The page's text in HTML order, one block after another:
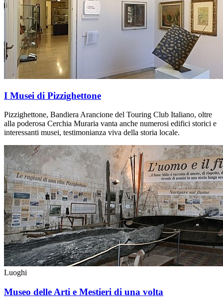
I Musei di Pizzighettone
Pizzighettone, Bandiera Arancione del Touring Club Italiano, oltre
alla poderosa Cerchia Muraria vanta anche numerosi edifici storici e
interessanti musei, testimonianza viva della storia locale.
Luoghi
Museo delle Arti e Mestieri di una volta